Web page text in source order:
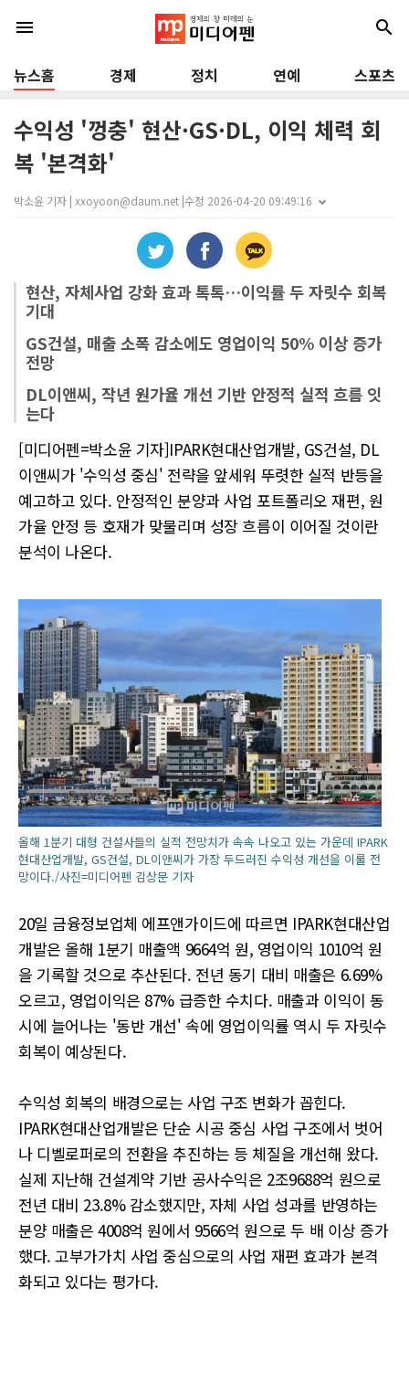
menu search
뉴스홈 경제 정치 연예 스포츠
수익성 '껑충' 현산·GS·DL, 이익 체력 회
복 '본격화'
박소윤 기자 | xxoyoon@daum.net |수정 2026-04-20 09:49:16
현산, 자체사업 강화 효과 톡톡…이익률 두 자릿수 회복
기대
GS건설, 매출 소폭 감소에도 영업이익 50% 이상 증가
전망
DL이앤씨, 작년 원가율 개선 기반 안정적 실적 흐름 잇
는다
[미디어펜=박소윤 기자]IPARK현대산업개발, GS건설, DL
이앤씨가 '수익성 중심' 전략을 앞세워 뚜렷한 실적 반등을
예고하고 있다. 안정적인 분양과 사업 포트폴리오 재편, 원
가율 안정 등 호재가 맞물리며 성장 흐름이 이어질 것이란
분석이 나온다.
올해 1분기 대형 건설사들의 실적 전망치가 속속 나오고 있는 가운데 IPARK
현대산업개발, GS건설, DL이앤씨가 가장 두드러진 수익성 개선을 이룰 전
망이다./사진=미디어펜 김상문 기자
20일 금융정보업체 에프앤가이드에 따르면 IPARK현대산업
개발은 올해 1분기 매출액 9664억 원, 영업이익 1010억 원
을 기록할 것으로 추산된다. 전년 동기 대비 매출은 6.69%
오르고, 영업이익은 87% 급증한 수치다. 매출과 이익이 동
시에 늘어나는 '동반 개선' 속에 영업이익률 역시 두 자릿수
회복이 예상된다.
수익성 회복의 배경으로는 사업 구조 변화가 꼽힌다.
IPARK현대산업개발은 단순 시공 중심 사업 구조에서 벗어
나 디벨로퍼로의 전환을 추진하는 등 체질을 개선해 왔다.
실제 지난해 건설계약 기반 공사수익은 2조9688억 원으로
전년 대비 23.8% 감소했지만, 자체 사업 성과를 반영하는
분양 매출은 4008억 원에서 9566억 원으로 두 배 이상 증가
했다. 고부가가치 사업 중심으로의 사업 재편 효과가 본격
화되고 있다는 평가다.